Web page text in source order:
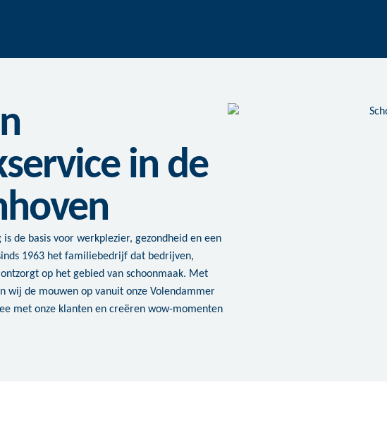
in de
de basis voor werkplezier, gezondheid en een
1963 het familiebedrijf dat bedrijven,
op het gebied van schoonmaak. Met
wij de mouwen op vanuit onze Volendammer
met onze klanten en creëren wow-momenten